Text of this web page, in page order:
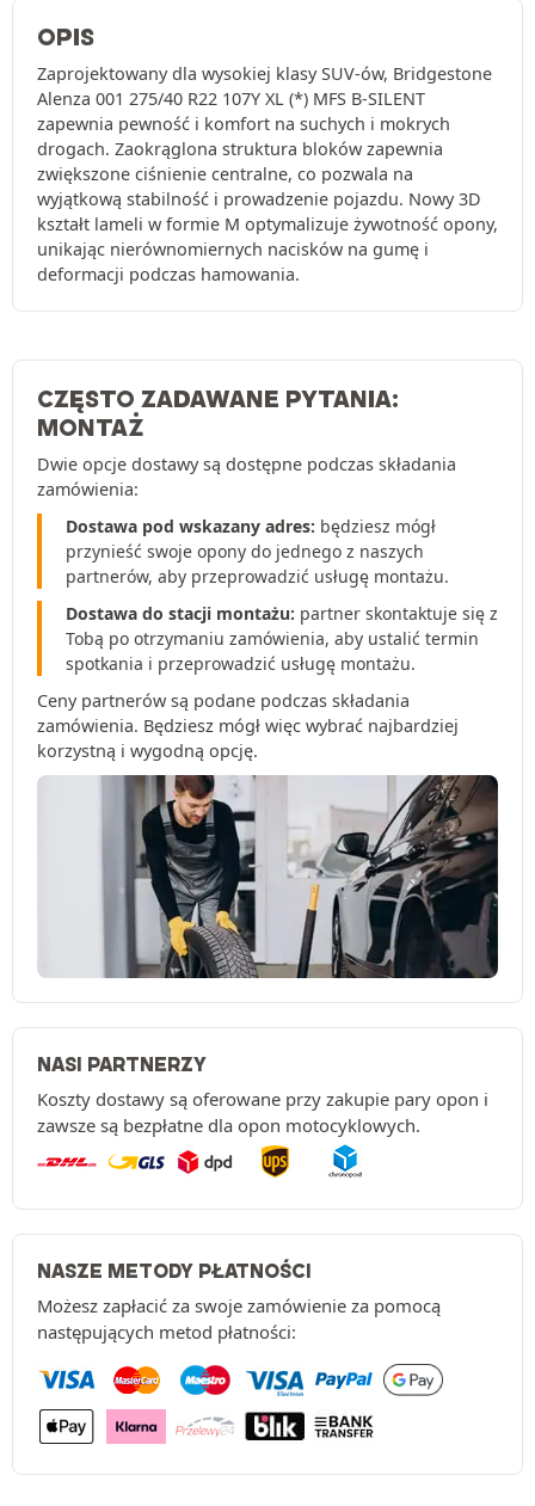
OPIS
Zaprojektowany dla wysokiej klasy SUV-ów, Bridgestone
Alenza 001 275/40 R22 107Y XL (*) MFS B-SILENT
zapewnia pewność i komfort na suchych i mokrych
drogach. Zaokrąglona struktura bloków zapewnia
zwiększone ciśnienie centralne, co pozwala na
wyjątkową stabilność i prowadzenie pojazdu. Nowy 3D
kształt lameli w formie M optymalizuje żywotność opony,
unikając nierównomiernych nacisków na gumę i
deformacji podczas hamowania.
CZĘSTO ZADAWANE PYTANIA:
MONTAŻ
Dwie opcje dostawy są dostępne podczas składania
zamówienia:
Dostawa pod wskazany adres: będziesz mógł
przynieść swoje opony do jednego z naszych
partnerów, aby przeprowadzić usługę montażu.
Dostawa do stacji montażu: partner skontaktuje się z
Tobą po otrzymaniu zamówienia, aby ustalić termin
spotkania i przeprowadzić usługę montażu.
Ceny partnerów są podane podczas składania
zamówienia. Będziesz mógł więc wybrać najbardziej
korzystną i wygodną opcję.
NASI PARTNERZY
Koszty dostawy są oferowane przy zakupie pary opon i
zawsze są bezpłatne dla opon motocyklowych.
NASZE METODY PŁATNOŚCI
Możesz zapłacić za swoje zamówienie za pomocą
następujących metod płatności: